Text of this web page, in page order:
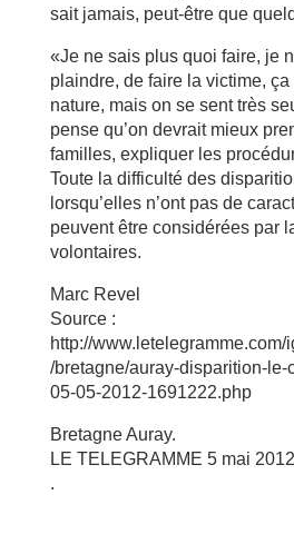
sait jamais, peut-être que
«Je ne sais plus quoi faire, je
plaindre, de faire la victime, ça
nature, mais on se sent très
pense qu’on devrait mieux
familles, expliquer les
Toute la difficulté des
lorsqu’elles n’ont pas de
peuvent être considérées par
volontaires.
Marc Revel
Source :
http://
/bretagne/auray-disparition-le-
05-05-2012-1691222.php
Bretagne Auray.
LE TELEGRAMME 5 mai
.